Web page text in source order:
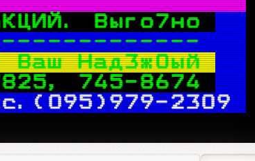
Выго7но
Ваш Над3ж0ый
745-8674
2309